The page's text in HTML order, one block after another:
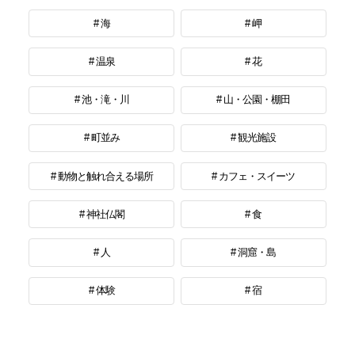
海 岬
温泉 花
池・滝・川 山・公園・棚田
町並み 観光施設
動物と触れ合える場所 カフェ・スイーツ
神社仏閣 食
人 洞窟・島
体験 宿